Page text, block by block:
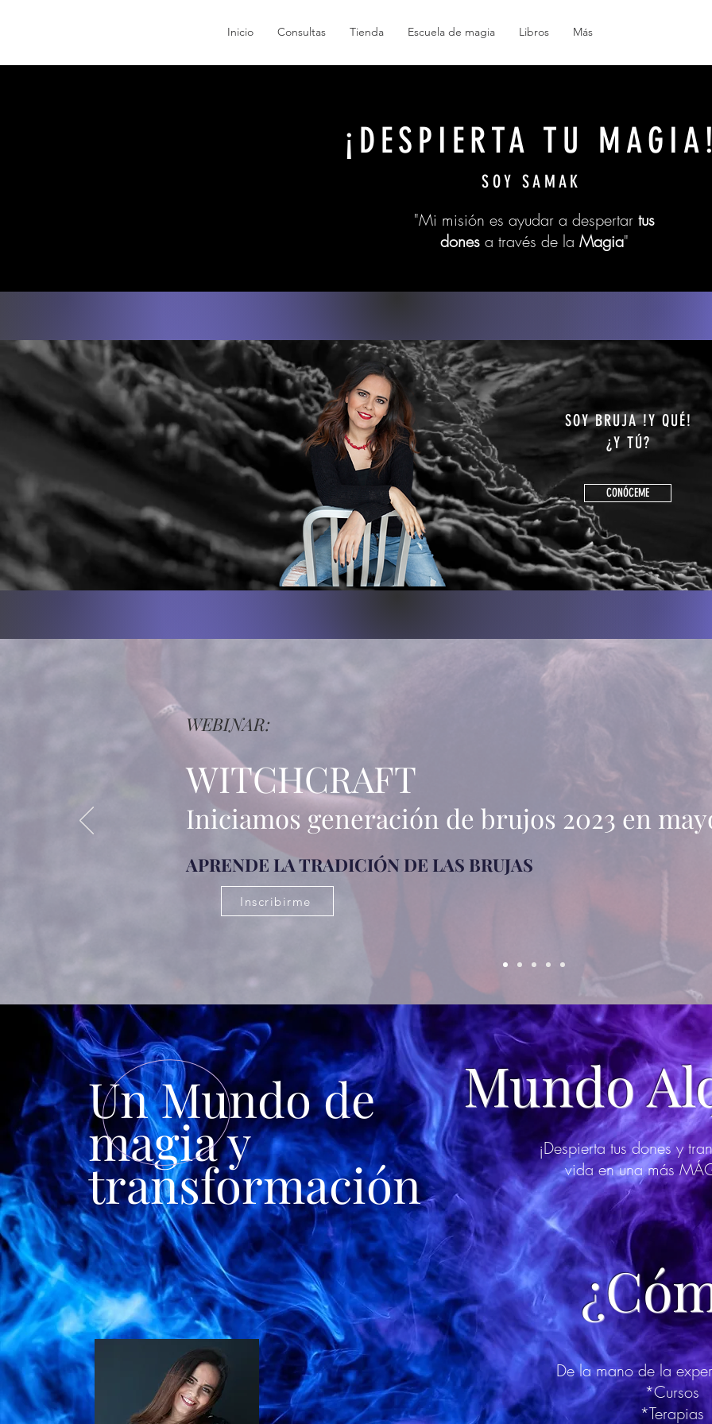
Inicio Consultas Tienda Escuela de magia Libros Más
¡DESPIERTA TU
SOY SAMAK
"Mi misión es ayudar a despertar tus
dones a través de la Magia"
SOY BRUJA !Y QUÉ!
¿Y TÚ?
CONÓCEME
Un Mundo de
magia y
transformación
Mundo
¡Despierta tus dones y
vida en una más
De la mano de la
*Cursos
*Terapias
WEBINAR:
WITCHCRAFT
Iniciamos generación de brujos 2023 en
APRENDE LA TRADICIÓN DE LAS BRUJAS
Inscribirme